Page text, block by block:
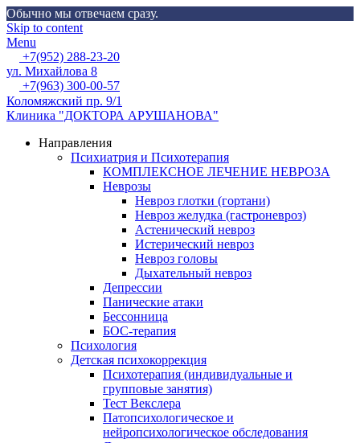
Обычно мы отвечаем сразу.
Skip to content
Menu
+7(952) 288-23-20
ул. Михайлова 8
+7(963) 300-00-57
Коломяжский пр. 9/1
Клиника "ДОКТОРА АРУШАНОВА"
Направления
Психиатрия и Психотерапия
КОМПЛЕКСНОЕ ЛЕЧЕНИЕ НЕВРОЗА
Неврозы
Невроз глотки (гортани)
Невроз желудка (гастроневроз)
Астенический невроз
Истерический невроз
Невроз головы
Дыхательный невроз
Депрессии
Панические атаки
Бессонница
БОС-терапия
Психология
Детская психокоррекция
Психотерапия (индивидуальные и
групповые занятия)
Тест Векслера
Патопсихологическое и
нейропсихологическое обследования